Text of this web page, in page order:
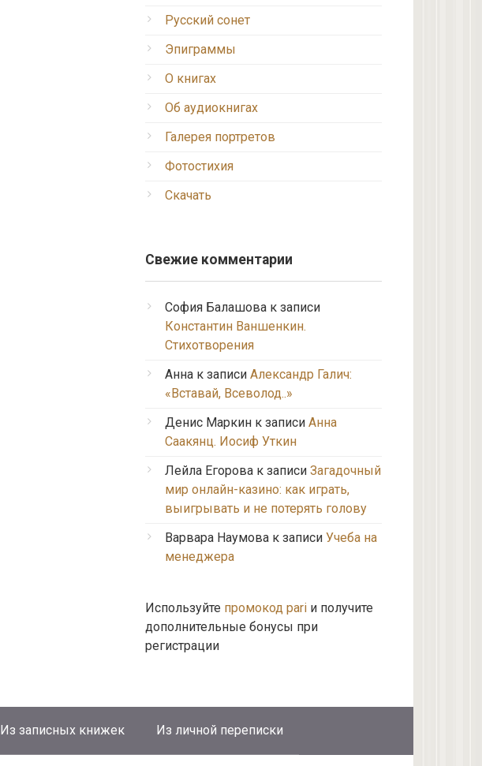
Русский сонет
Эпиграммы
О книгах
Об аудиокнигах
Галерея портретов
Фотостихия
Скачать
Свежие комментарии
София Балашова к записи
Константин Ваншенкин.
Стихотворения
Анна к записи Александр Галич:
«Вставай, Всеволод..»
Денис Маркин к записи Анна
Саакянц. Иосиф Уткин
Лейла Егорова к записи Загадочный
мир онлайн-казино: как играть,
выигрывать и не потерять голову
Варвара Наумова к записи Учеба на
менеджера
Используйте промокод pari и получите
дополнительные бонусы при
регистрации
Из записных книжек Из личной переписки